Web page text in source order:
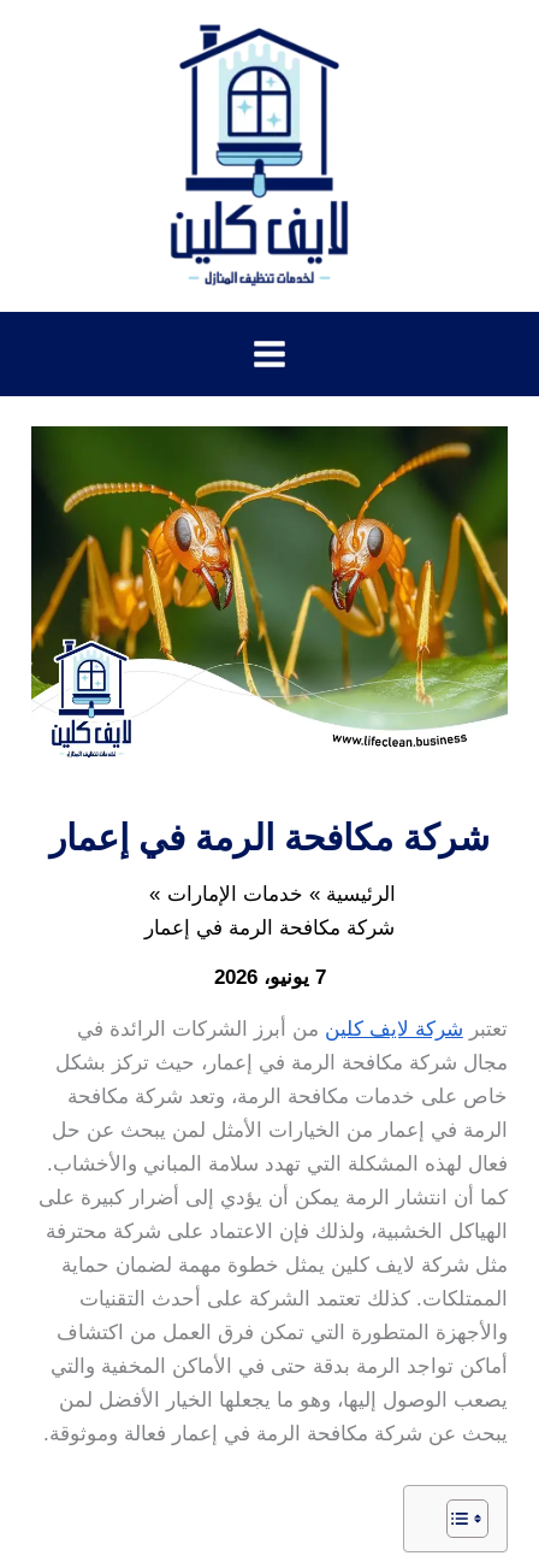
شركة مكافحة الرمة في إعمار
الرئيسية
خدمات الإمارات
شركة مكافحة الرمة في إعمار
7 يونيو، 2026
تعتبر شركة لايف كلين من أبرز الشركات الرائدة في
مجال شركة مكافحة الرمة في إعمار، حيث تركز بشكل
خاص على خدمات مكافحة الرمة، وتعد شركة مكافحة
الرمة في إعمار من الخيارات الأمثل لمن يبحث عن حل
فعال لهذه المشكلة التي تهدد سلامة المباني والأخشاب.
كما أن انتشار الرمة يمكن أن يؤدي إلى أضرار كبيرة على
الهياكل الخشبية، ولذلك فإن الاعتماد على شركة محترفة
مثل شركة لايف كلين يمثل خطوة مهمة لضمان حماية
الممتلكات. كذلك تعتمد الشركة على أحدث التقنيات
والأجهزة المتطورة التي تمكن فرق العمل من اكتشاف
أماكن تواجد الرمة بدقة حتى في الأماكن المخفية والتي
يصعب الوصول إليها، وهو ما يجعلها الخيار الأفضل لمن
يبحث عن شركة مكافحة الرمة في إعمار فعالة وموثوقة.